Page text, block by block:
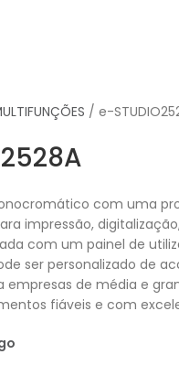
e-
com uma
impressão,
com um painel de
ser personalizado de
empresas de média e
fiáveis e com